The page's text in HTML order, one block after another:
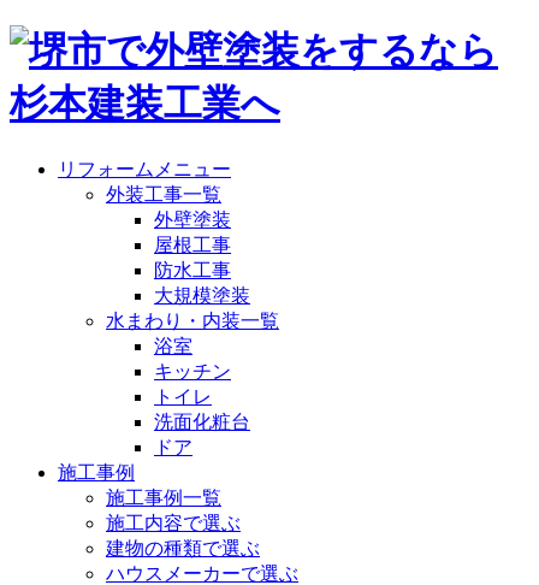
リフォームメニュー
外装工事一覧
外壁塗装
屋根工事
防水工事
大規模塗装
水まわり・内装一覧
浴室
キッチン
トイレ
洗面化粧台
ドア
施工事例
施工事例一覧
施工内容で選ぶ
建物の種類で選ぶ
ハウスメーカーで選ぶ